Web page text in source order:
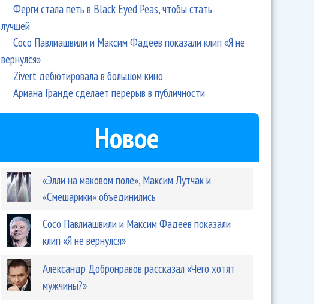
Ферги стала петь в Black Eyed Peas, чтобы стать
лучшей
Сосо Павлиашвили и Максим Фадеев показали клип «Я не
вернулся»
Zivert дебютировала в большом кино
Ариана Гранде сделает перерыв в публичности
Новое
«Элли на маковом поле», Максим Лутчак и
«Смешарики» объединились
Сосо Павлиашвили и Максим Фадеев показали
клип «Я не вернулся»
Александр Добронравов рассказал «Чего хотят
мужчины?»